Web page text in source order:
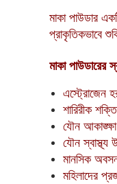
মাকা পাউডার
প্রাকৃতিকভাবে
মাকা পাউডারের
এস্ট্রোজেন
শারিরীক
যৌন
যৌন স্বাস্থ্য
মানসিক
মহিলাদের